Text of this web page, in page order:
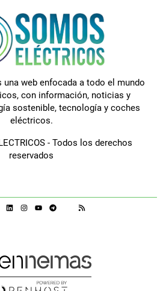
web enfocada a todo el mundo
con información, noticias y
sostenible, tecnología y coches
eléctricos.
- Todos los derechos
reservados
LinkedinInstagramTelegram
Google Discover